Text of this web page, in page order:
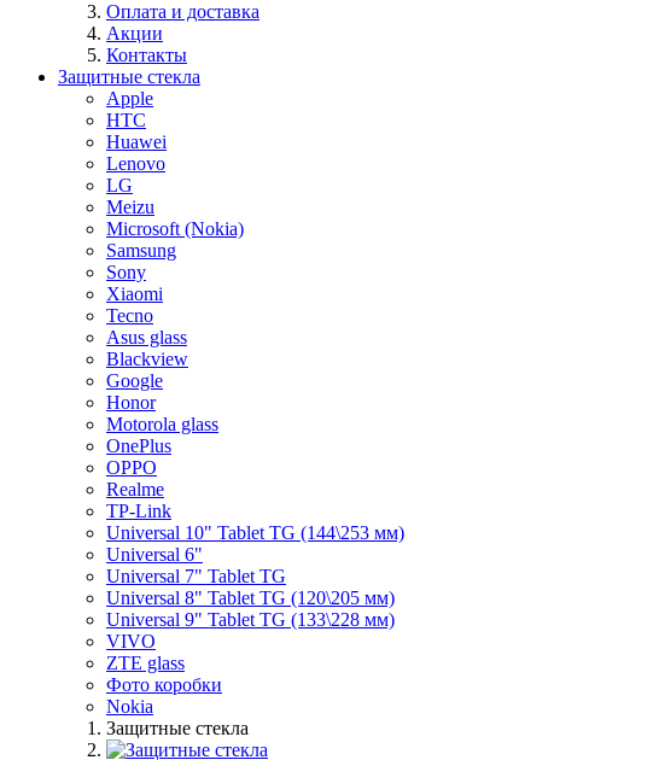
Оплата и доставка
Акции
Контакты
Защитные стекла
Apple
HTC
Huawei
Lenovo
LG
Meizu
Microsoft (Nokia)
Samsung
Sony
Xiaomi
Tecno
Asus glass
Blackview
Google
Honor
Motorola glass
OnePlus
OPPO
Realme
TP-Link
Universal 10" Tablet TG (144\253 мм)
Universal 6"
Universal 7" Tablet TG
Universal 8" Tablet TG (120\205 мм)
Universal 9" Tablet TG (133\228 мм)
VIVO
ZTE glass
Фото коробки
Nokia
Защитные стекла